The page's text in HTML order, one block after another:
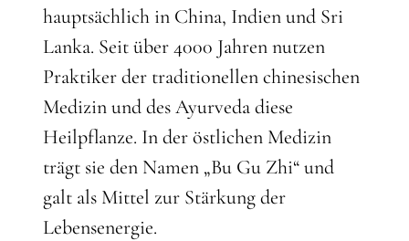
hauptsächlich in China, Indien und Sri
Lanka. Seit über 4000 Jahren nutzen
Praktiker der traditionellen chinesischen
Medizin und des Ayurveda diese
Heilpflanze. In der östlichen Medizin
trägt sie den Namen „Bu Gu Zhi“ und
galt als Mittel zur Stärkung der
Lebensenergie.